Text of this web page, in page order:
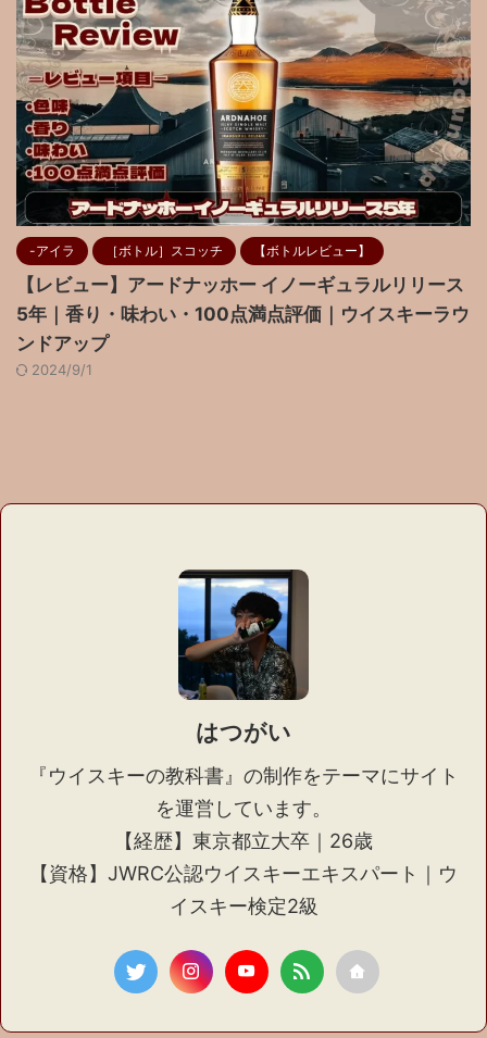
-アイラ ［ボトル］スコッチ 【ボトルレビュー】
【レビュー】アードナッホー イノーギュラルリリース
5年｜香り・味わい・100点満点評価｜ウイスキーラウ
ンドアップ
2024/9/1
はつがい
『ウイスキーの教科書』の制作をテーマにサイト
を運営しています。
【経歴】東京都立大卒｜26歳
【資格】JWRC公認ウイスキーエキスパート｜ウ
イスキー検定2級